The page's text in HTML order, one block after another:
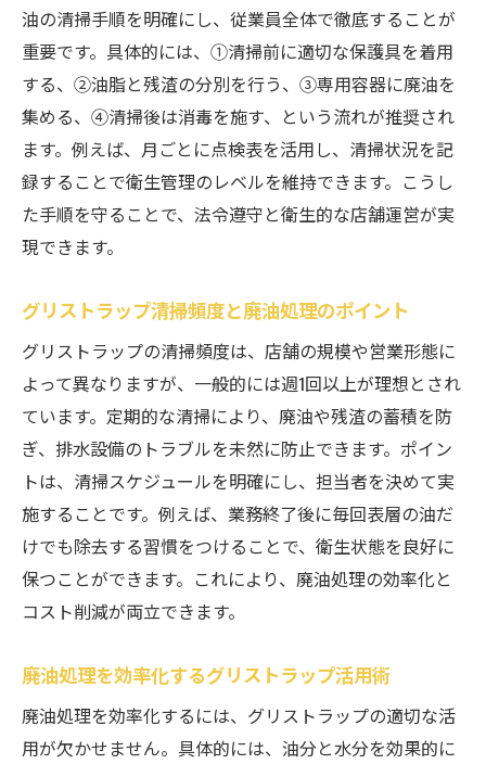
油の清掃手順を明確にし、従業員全体で徹底することが
重要です。具体的には、①清掃前に適切な保護具を着用
する、②油脂と残渣の分別を行う、③専用容器に廃油を
集める、④清掃後は消毒を施す、という流れが推奨され
ます。例えば、月ごとに点検表を活用し、清掃状況を記
録することで衛生管理のレベルを維持できます。こうし
た手順を守ることで、法令遵守と衛生的な店舗運営が実
現できます。
グリストラップ清掃頻度と廃油処理のポイント
グリストラップの清掃頻度は、店舗の規模や営業形態に
よって異なりますが、一般的には週1回以上が理想とされ
ています。定期的な清掃により、廃油や残渣の蓄積を防
ぎ、排水設備のトラブルを未然に防止できます。ポイン
トは、清掃スケジュールを明確にし、担当者を決めて実
施することです。例えば、業務終了後に毎回表層の油だ
けでも除去する習慣をつけることで、衛生状態を良好に
保つことができます。これにより、廃油処理の効率化と
コスト削減が両立できます。
廃油処理を効率化するグリストラップ活用術
廃油処理を効率化するには、グリストラップの適切な活
用が欠かせません。具体的には、油分と水分を効果的に